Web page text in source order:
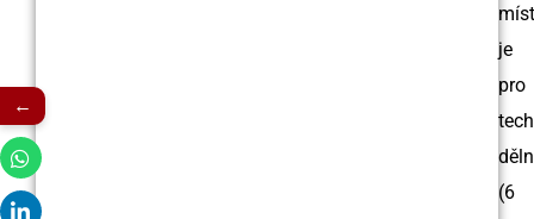
míst
je
pro
(6
←